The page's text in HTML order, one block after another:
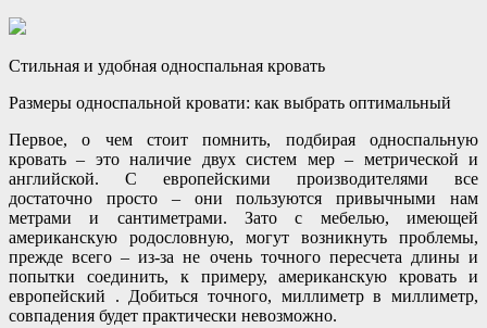
Стильная и удобная односпальная кровать
Размеры односпальной кровати: как выбрать оптимальный
Первое, о чем стоит помнить, подбирая односпальную
кровать – это наличие двух систем мер – метрической и
английской. С европейскими производителями все
достаточно просто – они пользуются привычными нам
метрами и сантиметрами. Зато с мебелью, имеющей
американскую родословную, могут возникнуть проблемы,
прежде всего – из-за не очень точного пересчета длины и
попытки соединить, к примеру, американскую кровать и
европейский . Добиться точного, миллиметр в миллиметр,
совпадения будет практически невозможно.